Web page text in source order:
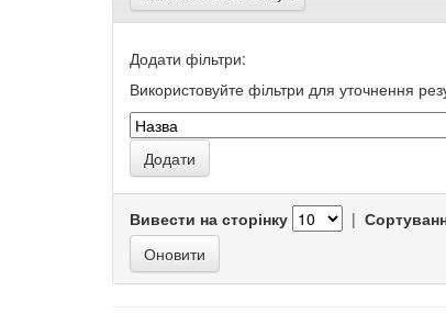
Додати фільтри:
Використовуйте фільтри для уточнення
Вивести на сторінку |